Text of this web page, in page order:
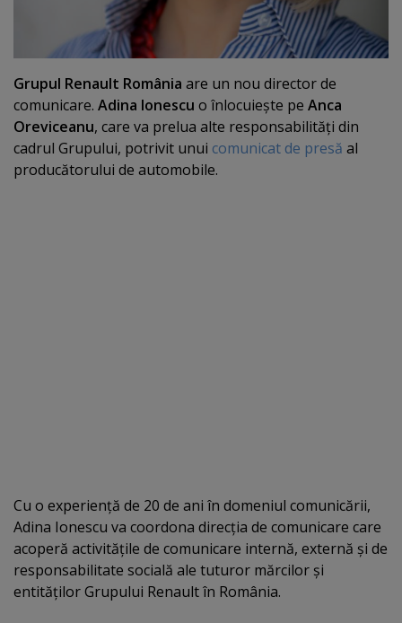
Grupul Renault România are un nou director de
comunicare. Adina Ionescu o înlocuieşte pe Anca
Oreviceanu, care va prelua alte responsabilităţi din
cadrul Grupului, potrivit unui comunicat de presă al
producătorului de automobile.
Cu o experienţă de 20 de ani în domeniul comunicării,
Adina Ionescu va coordona direcţia de comunicare care
acoperă activităţile de comunicare internă, externă şi de
responsabilitate socială ale tuturor mărcilor şi
entităţilor Grupului Renault în România.